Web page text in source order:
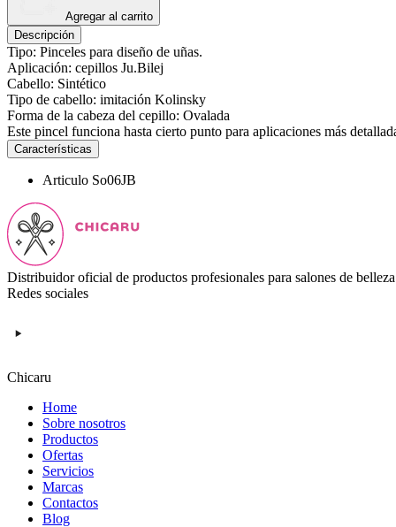
Agregar al carrito
Descripción
Tipo: Pinceles para diseño de uñas.
Aplicación: cepillos Ju.Bilej
Cabello: Sintético
Tipo de cabello: imitación Kolinsky
Forma de la cabeza del cepillo: Ovalada
Este pincel funciona hasta cierto punto para aplicaciones más
Características
Articulo So06JB
Distribuidor oficial de productos profesionales para salones de
Redes sociales
Chicaru
Home
Sobre nosotros
Productos
Ofertas
Servicios
Marcas
Contactos
Blog